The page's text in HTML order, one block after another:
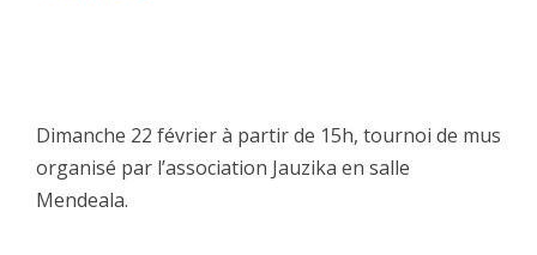
Dimanche 22 février à partir de 15h, tournoi de mus
organisé par l’association Jauzika en salle
Mendeala.